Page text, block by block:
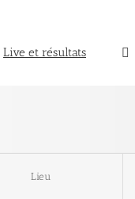
Live et résultats
Lieu